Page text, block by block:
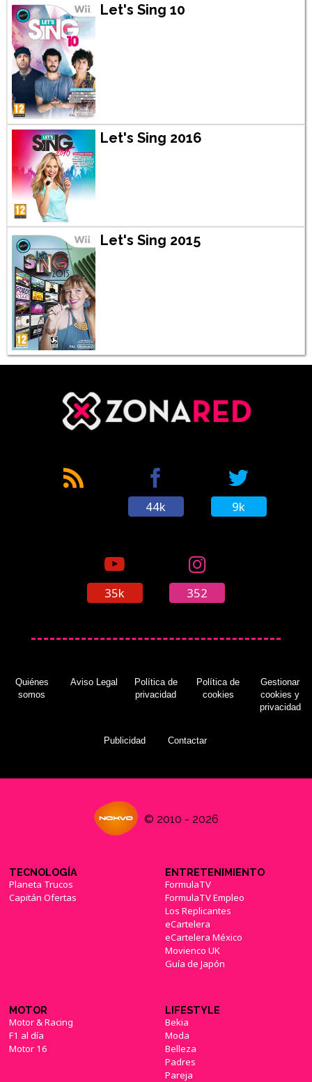
Let's Sing 10
Let's Sing 2016
Let's Sing 2015
44k 9k
35k 352
Quiénes
somos
Aviso Legal
Política de
privacidad
Política de
cookies
Gestionar
cookies y
privacidad
Publicidad Contactar
© 2010 - 2026
TECNOLOGÍA
Planeta Trucos
Capitán Ofertas
ENTRETENIMIENTO
FormulaTV
FormulaTV Empleo
Los Replicantes
eCartelera
eCartelera México
Movienco UK
Guía de Japón
MOTOR
Motor & Racing
F1 al día
Motor 16
LIFESTYLE
Bekia
Moda
Belleza
Padres
Pareja